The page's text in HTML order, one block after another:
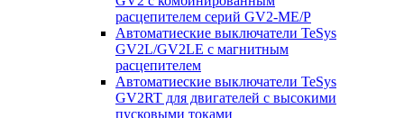
расцепителем серий GV2-ME/P
Автоматиеские выключатели TeSys
GV2L/GV2LE с магнитным
расцепителем
Автоматиеские выключатели TeSys
GV2RT для двигателей с высокими
пусковыми токами